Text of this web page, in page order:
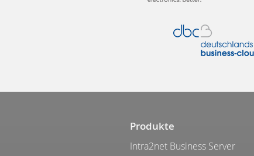
Produkte
Intra2net Business Server